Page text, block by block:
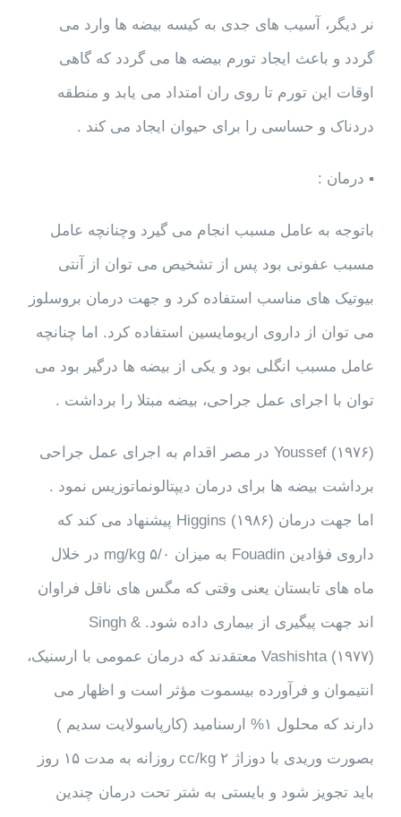
نر دیگر، آسیب های جدی به کیسه بیضه ها وارد می
گردد و باعث ایجاد تورم بیضه ها می گردد که گاهی
اوقات این تورم تا روی ران امتداد می یابد و منطقه
دردناک و حساسی را برای حیوان ایجاد می کند .
▪ درمان :
باتوجه به عامل مسبب انجام می گیرد وچنانچه عامل
مسبب عفونی بود پس از تشخیص می توان از آنتی
بیوتیک های مناسب استفاده کرد و جهت درمان بروسلوز
می توان از داروی اریومایسین استفاده کرد. اما چنانچه
عامل مسبب انگلی بود و یکی از بیضه ها درگیر بود می
توان با اجرای عمل جراحی، بیضه مبتلا را برداشت .
Youssef (۱۹۷۶) در مصر اقدام به اجرای عمل جراحی
برداشت بیضه ها برای درمان دیپتالونماتوزیس نمود .
اما جهت درمان Higgins (۱۹۸۶) پیشنهاد می کند که
داروی فؤادین Fouadin به میزان mg/kg ۵/۰ در خلال
ماه های تابستان یعنی وقتی که مگس های ناقل فراوان
اند جهت پیگیری از بیماری داده شود. Singh &
Vashishta (۱۹۷۷) معتقدند که درمان عمومی با ارسنیک،
انتیموان و فرآورده بیسموت مؤثر است و اظهار می
دارند که محلول ۱% ارسنامید (کارپاسولایت سدیم )
بصورت وریدی با دوزاژ cc/kg ۲ روزانه به مدت ۱۵ روز
باید تجویز شود و بایستی به شتر تحت درمان چندین